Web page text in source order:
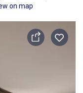
on map